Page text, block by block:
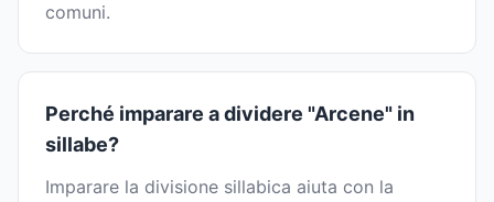
comuni.
Perché imparare a dividere "Arcene" in
sillabe?
Imparare la divisione sillabica aiuta con la